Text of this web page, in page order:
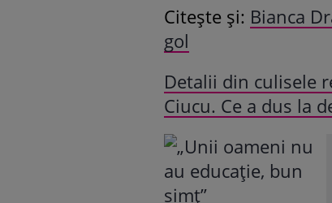
Citește și: Bianca
gol
Detalii din culisele
Ciucu. Ce a dus la